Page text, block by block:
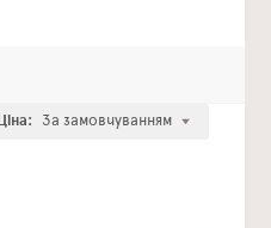
Ціна: За замовчуванням